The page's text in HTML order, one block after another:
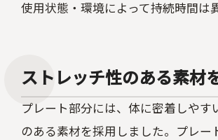
使用状態・環境によって持続時間は
ストレッチ性のある素材
プレート部分には、体に密着しやす
のある素材を採用しました。プレー